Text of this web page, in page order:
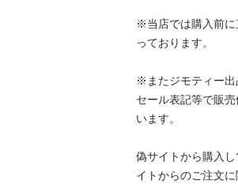
※当店では購入前に
っております。
※またジモティー出
セール表記等で販
います。
偽サイトから購入
イトからのご注文